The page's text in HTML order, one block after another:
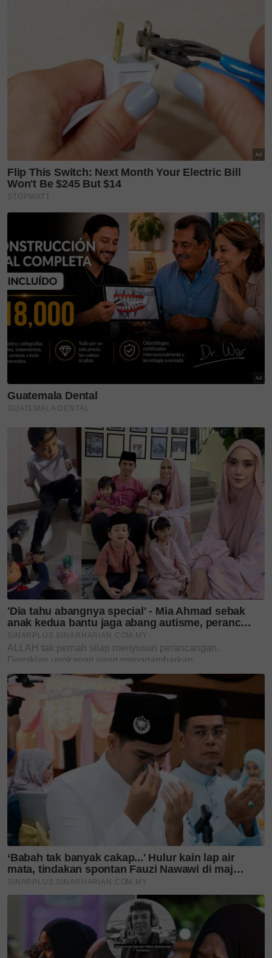
Reka bentuk luaran di hadapan yang serba moden
signatur jerung hammerhead seperti model Prius
baharu. Ia memberikan aura ‘garang’ dengan sekali
pandang. Berdimensi 4,920 mm panjang, 1,840 mm
lebar, 1,455 mm tinggi dan jarak roda sejauh 2,825
Layari portal SinarPlusuntuk info terkini dan bermanfaat!
Jangan lupa follow kami di Facebook Threads,
Twitter
YouTube&TikTok . Join grupTelegramkamiDI SINI
untuk info dan kisah penuh inspirasi
Jangan lupa dapatkan promosi istimewa
KUCING TOMKRAF
secara online di platformShopee Karangkraf Mallsekarang
Teruskan membaca
Bukan biasa-biasa! SUV
baharu paling smart tahun
ini boleh...
Kereta elektrik kini jadi
pilihan gaya hidup canggih
&...
Kuasa AI dalam genggaman!
TravelMate P6 14 AI tampil
dengan...
JETOUR Dashing kini
menyusup masuk ke
Malaysia! Ini...